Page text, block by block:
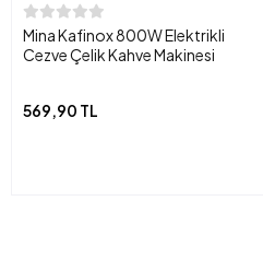
Mina Kafinox 800W Elektrikli
Cezve Çelik Kahve Makinesi
569,90 TL